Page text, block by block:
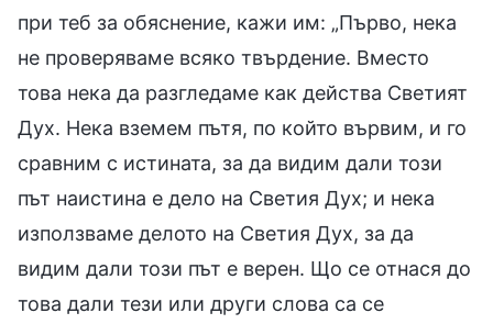
при теб за обяснение, кажи им: „Първо, нека
не проверяваме всяко твърдение. Вместо
това нека да разгледаме как действа Светият
Дух. Нека вземем пътя, по който вървим, и го
сравним с истината, за да видим дали този
път наистина е дело на Светия Дух; и нека
използваме делото на Светия Дух, за да
видим дали този път е верен. Що се отнася до
това дали тези или други слова са се